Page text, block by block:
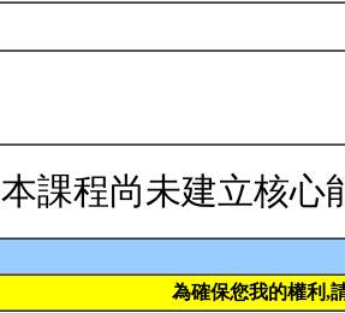
本課程尚未建立核心
為確保您我的權利,